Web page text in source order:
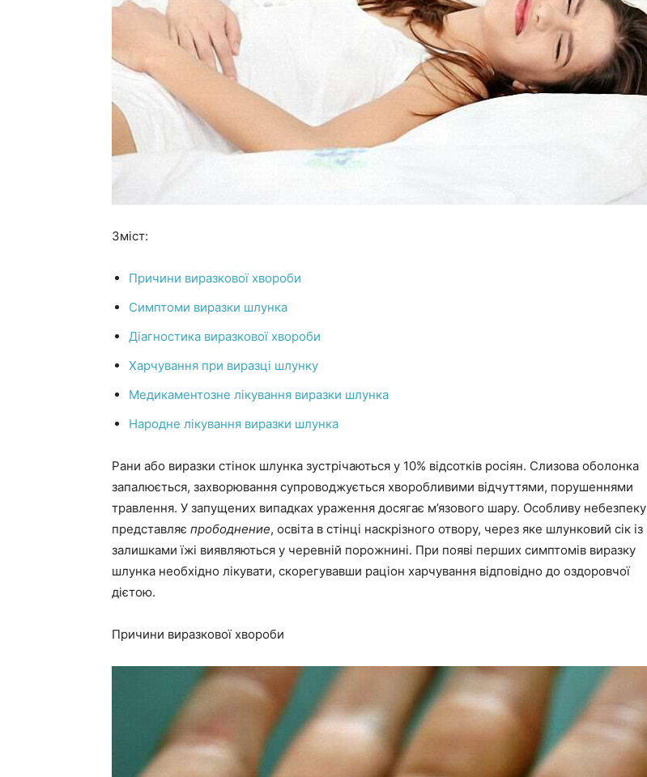
Зміст:
Причини виразкової хвороби
Симптоми виразки шлунка
Діагностика виразкової хвороби
Харчування при виразці шлунку
Медикаментозне лікування виразки шлунка
Народне лікування виразки шлунка
Рани або виразки стінок шлунка зустрічаються у 10% відсотків росіян. Слизова оболонка
запалюється, захворювання супроводжується хворобливими відчуттями, порушеннями
травлення. У запущених випадках ураження досягає м’язового шару. Особливу небезпеку
представляє прободнение, освіта в стінці наскрізного отвору, через яке шлунковий сік із
залишками їжі виявляються у черевній порожнині. При появі перших симптомів виразку
шлунка необхідно лікувати, скорегувавши раціон харчування відповідно до оздоровчої
дієтою.
Причини виразкової хвороби